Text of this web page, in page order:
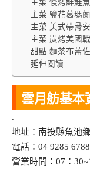
主菜 慢烤鮮鮭
主菜 鹽花葛瑪
主菜 美式帶骨
主菜 炭烤美國
甜點 麵茶布蕾
延伸閱讀
雲月舫基本
.
地址：南投縣魚池
電話：04 9285 6788
營業時間：07：